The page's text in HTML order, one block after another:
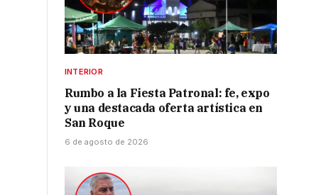
INTERIOR
Rumbo a la Fiesta Patronal: fe, expo
y una destacada oferta artística en
San Roque
6 de agosto de 2026